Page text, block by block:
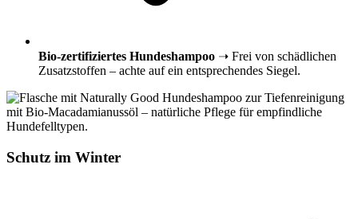
Bio-zertifiziertes Hundeshampoo ➝ Frei von schädlichen
Zusatzstoffen – achte auf ein entsprechendes Siegel.
Schutz im Winter